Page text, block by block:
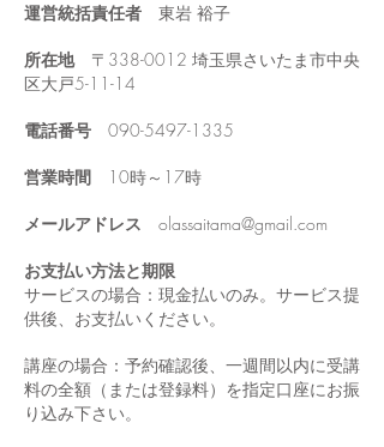
運営統括責任者 東岩 裕子
所在地〒338-0012 埼玉県さいたま市中央
区大戸5-11-14
電話番号 090-5497-1335
営業時間 10時～17時
メールアドレス olassaitama@gmail.com
お支払い方法と期限
サービスの場合： 現金払いのみ。​サービス提
供後、お支払いください。
講座の場合：予約確認後、 一週間以内に受講
料の全額（または登録料）を指定口座にお振
り込み下さい。